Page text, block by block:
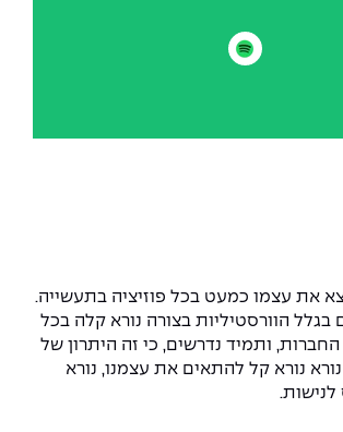
קישור לספוטיפיי
את עצמו כמעט בכל פוזיציה בתעשייה.
בגלל הוורסטיליות בצורה נורא קלה בכל
ותמיד נדרשים, כי זה היתרון של
נורא קל להתאים את עצמנו, נורא
לנישות.